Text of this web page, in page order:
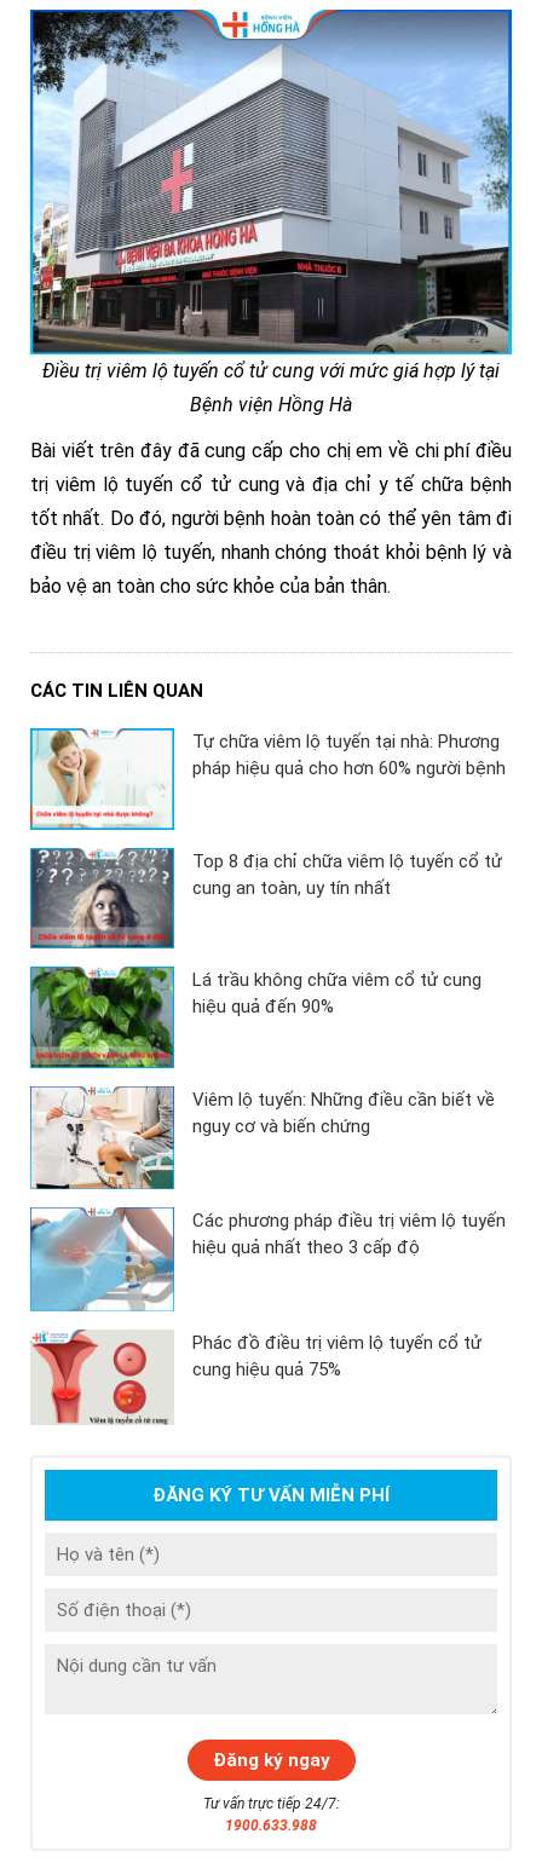
Điều trị viêm lộ tuyến cổ tử cung với mức giá hợp lý tại
Bệnh viện Hồng Hà
Bài viết trên đây đã cung cấp cho chị em về chi phí điều
trị viêm lộ tuyến cổ tử cung và địa chỉ y tế chữa bệnh
tốt nhất. Do đó, người bệnh hoàn toàn có thể yên tâm đi
điều trị viêm lộ tuyến, nhanh chóng thoát khỏi bệnh lý và
bảo vệ an toàn cho sức khỏe của bản thân.
CÁC TIN LIÊN QUAN
Tự chữa viêm lộ tuyến tại nhà: Phương
pháp hiệu quả cho hơn 60% người bệnh
Top 8 địa chỉ chữa viêm lộ tuyến cổ tử
cung an toàn, uy tín nhất
Lá trầu không chữa viêm cổ tử cung
hiệu quả đến 90%
Viêm lộ tuyến: Những điều cần biết về
nguy cơ và biến chứng
Các phương pháp điều trị viêm lộ tuyến
hiệu quả nhất theo 3 cấp độ
Phác đồ điều trị viêm lộ tuyến cổ tử
cung hiệu quả 75%
ĐĂNG KÝ TƯ VẤN MIỄN PHÍ
Tư vấn trực tiếp 24/7:
1900.633.988